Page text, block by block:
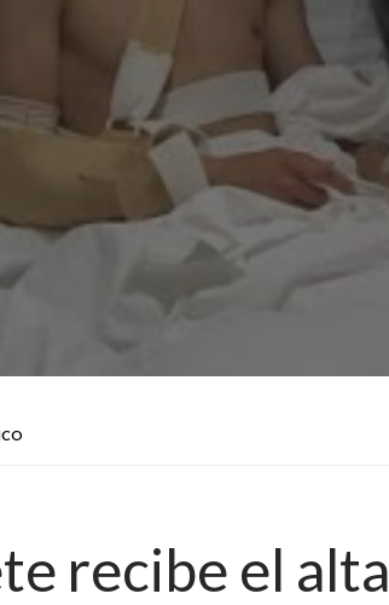
recibe el alta